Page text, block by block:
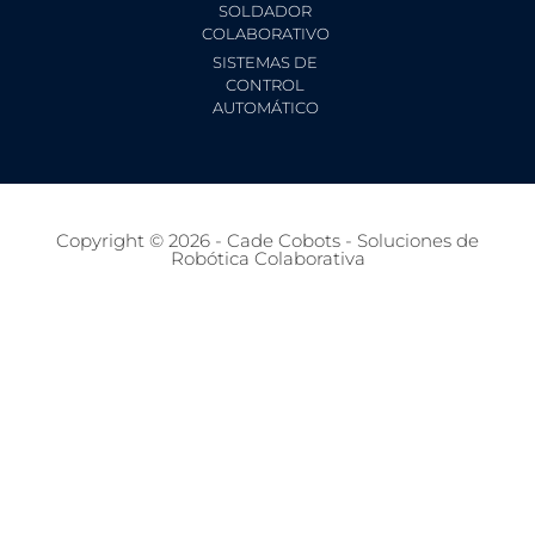
SOLDADOR
COLABORATIVO
SISTEMAS DE
CONTROL
AUTOMÁTICO
Copyright © 2026 - Cade Cobots - Soluciones de
Robótica Colaborativa